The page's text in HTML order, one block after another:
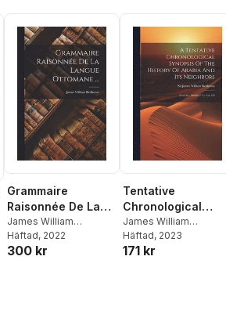
Grammaire
Raisonnée De La
Langue Ottomane
...
James William
Redhouse
Häftad, 2022
300 kr
Tentative
Chronological
Synopsis Of The
History Of Arabia
And Its Neighbors
James William
Redhouse
Häftad, 2023
171 kr